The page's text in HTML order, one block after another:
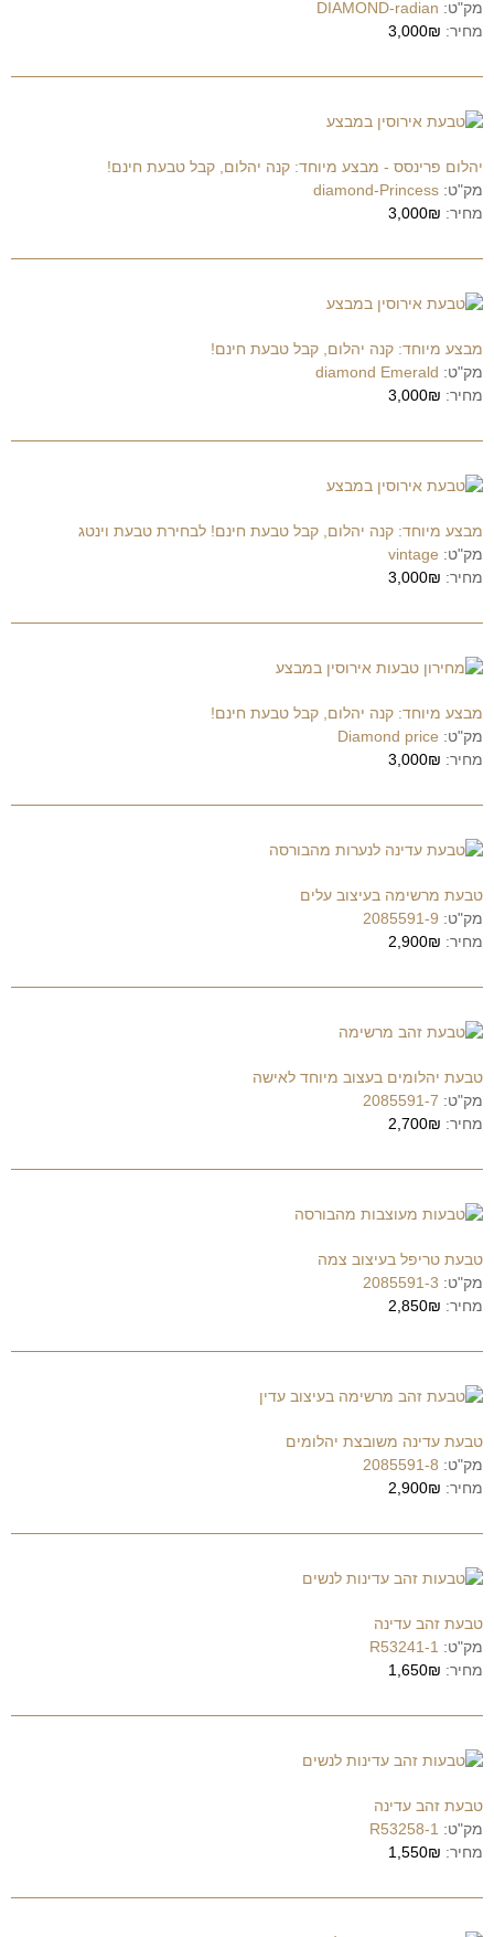
מק"ט: DIAMOND-radian
מחיר: 3,000₪
יהלום פרינסס - מבצע מיוחד: קנה יהלום, קבל טבעת חינם!
מק"ט: diamond-Princess
מחיר: 3,000₪
מבצע מיוחד: קנה יהלום, קבל טבעת חינם!
מק"ט: diamond Emerald
מחיר: 3,000₪
מבצע מיוחד: קנה יהלום, קבל טבעת חינם! לבחירת טבעת וינטג
מק"ט: vintage
מחיר: 3,000₪
מבצע מיוחד: קנה יהלום, קבל טבעת חינם!
מק"ט: Diamond price
מחיר: 3,000₪
טבעת מרשימה בעיצוב עלים
מק"ט: 2085591-9
מחיר: 2,900₪
טבעת יהלומים בעצוב מיוחד לאישה
מק"ט: 2085591-7
מחיר: 2,700₪
טבעת טריפל בעיצוב צמה
מק"ט: 2085591-3
מחיר: 2,850₪
טבעת עדינה משובצת יהלומים
מק"ט: 2085591-8
מחיר: 2,900₪
טבעת זהב עדינה
מק"ט: R53241-1
מחיר: 1,650₪
טבעת זהב עדינה
מק"ט: R53258-1
מחיר: 1,550₪